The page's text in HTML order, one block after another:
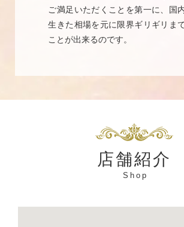
ご満足いただくことを第一に、国
生きた相場を元に限界ギリギリま
ことが出来るのです。
店舗紹介
Shop